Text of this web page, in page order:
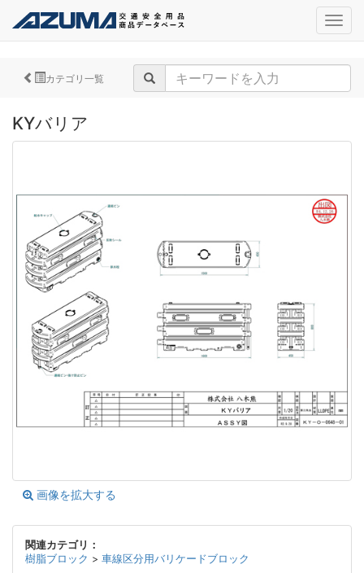
カテゴリ一覧
KYバリア
画像を拡大する
関連カテゴリ：
樹脂ブロック > 車線区分用バリケードブロック